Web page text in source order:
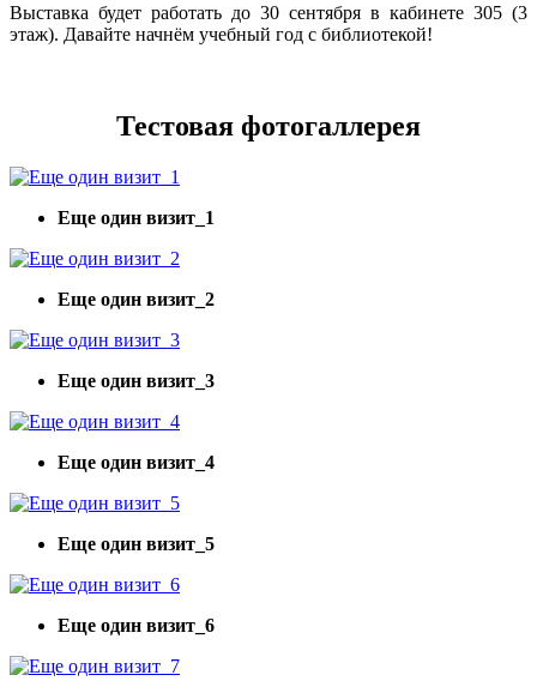
Выставка будет работать до 30 сентября в кабинете 305 (3
этаж). Давайте начнём учебный год с библиотекой!
Тестовая фотогаллерея
Еще один визит_1
Еще один визит_2
Еще один визит_3
Еще один визит_4
Еще один визит_5
Еще один визит_6